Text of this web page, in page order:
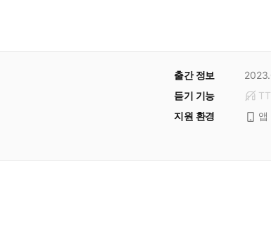
출간 정보
듣기 기능
지원 환경
앱